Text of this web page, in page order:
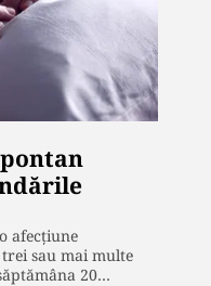
afecțiune
sau mai multe
20…